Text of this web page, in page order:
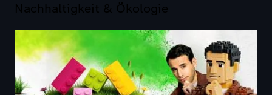
Nachhaltigkeit & Ökologie